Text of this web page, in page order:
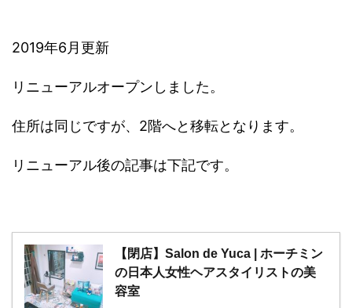
2019年6月更新
リニューアルオープンしました。
住所は同じですが、2階へと移転となります。
リニューアル後の記事は下記です。
【閉店】Salon de Yuca | ホーチミン
の日本人女性ヘアスタイリストの美
容室